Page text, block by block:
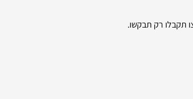
תקבלו רק תבקשו.